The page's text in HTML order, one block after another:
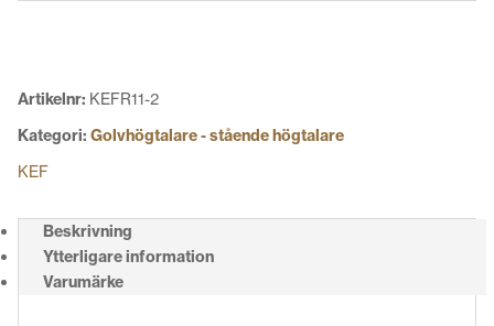
Artikelnr: KEFR11-2
Kategori: Golvhögtalare - stående högtalare
KEF
Beskrivning
Ytterligare information
Varumärke